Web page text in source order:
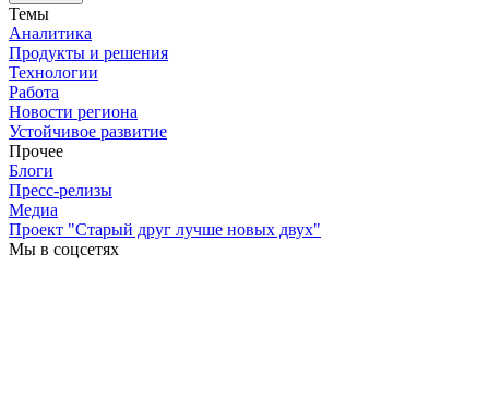
Темы
Аналитика
Продукты и решения
Технологии
Работа
Новости региона
Устойчивое развитие
Прочее
Блоги
Пресс-релизы
Медиа
Проект "Старый друг лучше новых двух"
Мы в соцсетях